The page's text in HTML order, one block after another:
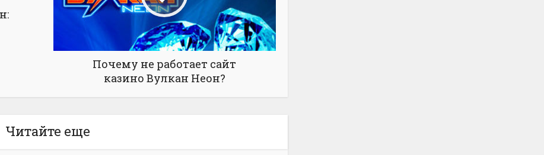
Почему не работает сайт
казино Вулкан Неон?
Читайте еще